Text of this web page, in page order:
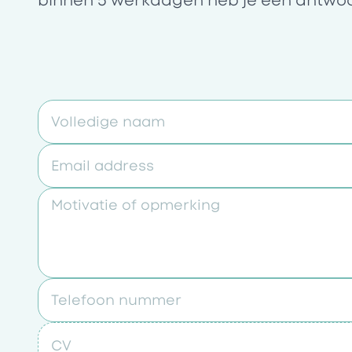
Volledige naam
Email address
Motivatie of opmerking
Telefoon nummer
CV